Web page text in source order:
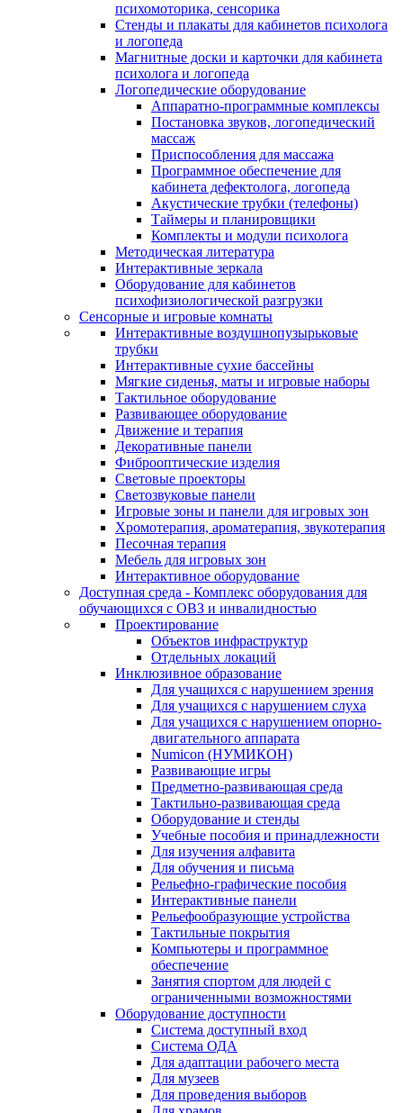
психомоторика, сенсорика
Стенды и плакаты для кабинетов психолога
и логопеда
Магнитные доски и карточки для кабинета
психолога и логопеда
Логопедические оборудование
Аппаратно-программные комплексы
Постановка звуков, логопедический
массаж
Приспособления для массажа
Программное обеспечение для
кабинета дефектолога, логопеда
Акустические трубки (телефоны)
Таймеры и планировщики
Комплекты и модули психолога
Методическая литература
Интерактивные зеркала
Оборудование для кабинетов
психофизиологической разгрузки
Сенсорные и игровые комнаты
Интерактивные воздушнопузырьковые
трубки
Интерактивные сухие бассейны
Мягкие сиденья, маты и игровые наборы
Тактильное оборудование
Развивающее оборудование
Движение и терапия
Декоративные панели
Фиброоптические изделия
Световые проекторы
Светозвуковые панели
Игровые зоны и панели для игровых зон
Хромотерапия, ароматерапия, звукотерапия
Песочная терапия
Мебель для игровых зон
Интерактивное оборудование
Доступная среда - Комплекс оборудования для
обучающихся с ОВЗ и инвалидностью
Проектирование
Объектов инфраструктур
Отдельных локаций
Инклюзивное образование
Для учащихся с нарушением зрения
Для учащихся с нарушением слуха
Для учащихся с нарушением опорно-
двигательного аппарата
Numicon (НУМИКОН)
Развивающие игры
Предметно-развивающая среда
Тактильно-развивающая среда
Оборудование и стенды
Учебные пособия и принадлежности
Для изучения алфавита
Для обучения и письма
Рельефно-графические пособия
Интерактивные панели
Рельефообразующие устройства
Тактильные покрытия
Компьютеры и программное
обеспечение
Занятия спортом для людей с
ограниченными возможностями
Оборудование доступности
Система доступный вход
Система ОДА
Для адаптации рабочего места
Для музеев
Для проведения выборов